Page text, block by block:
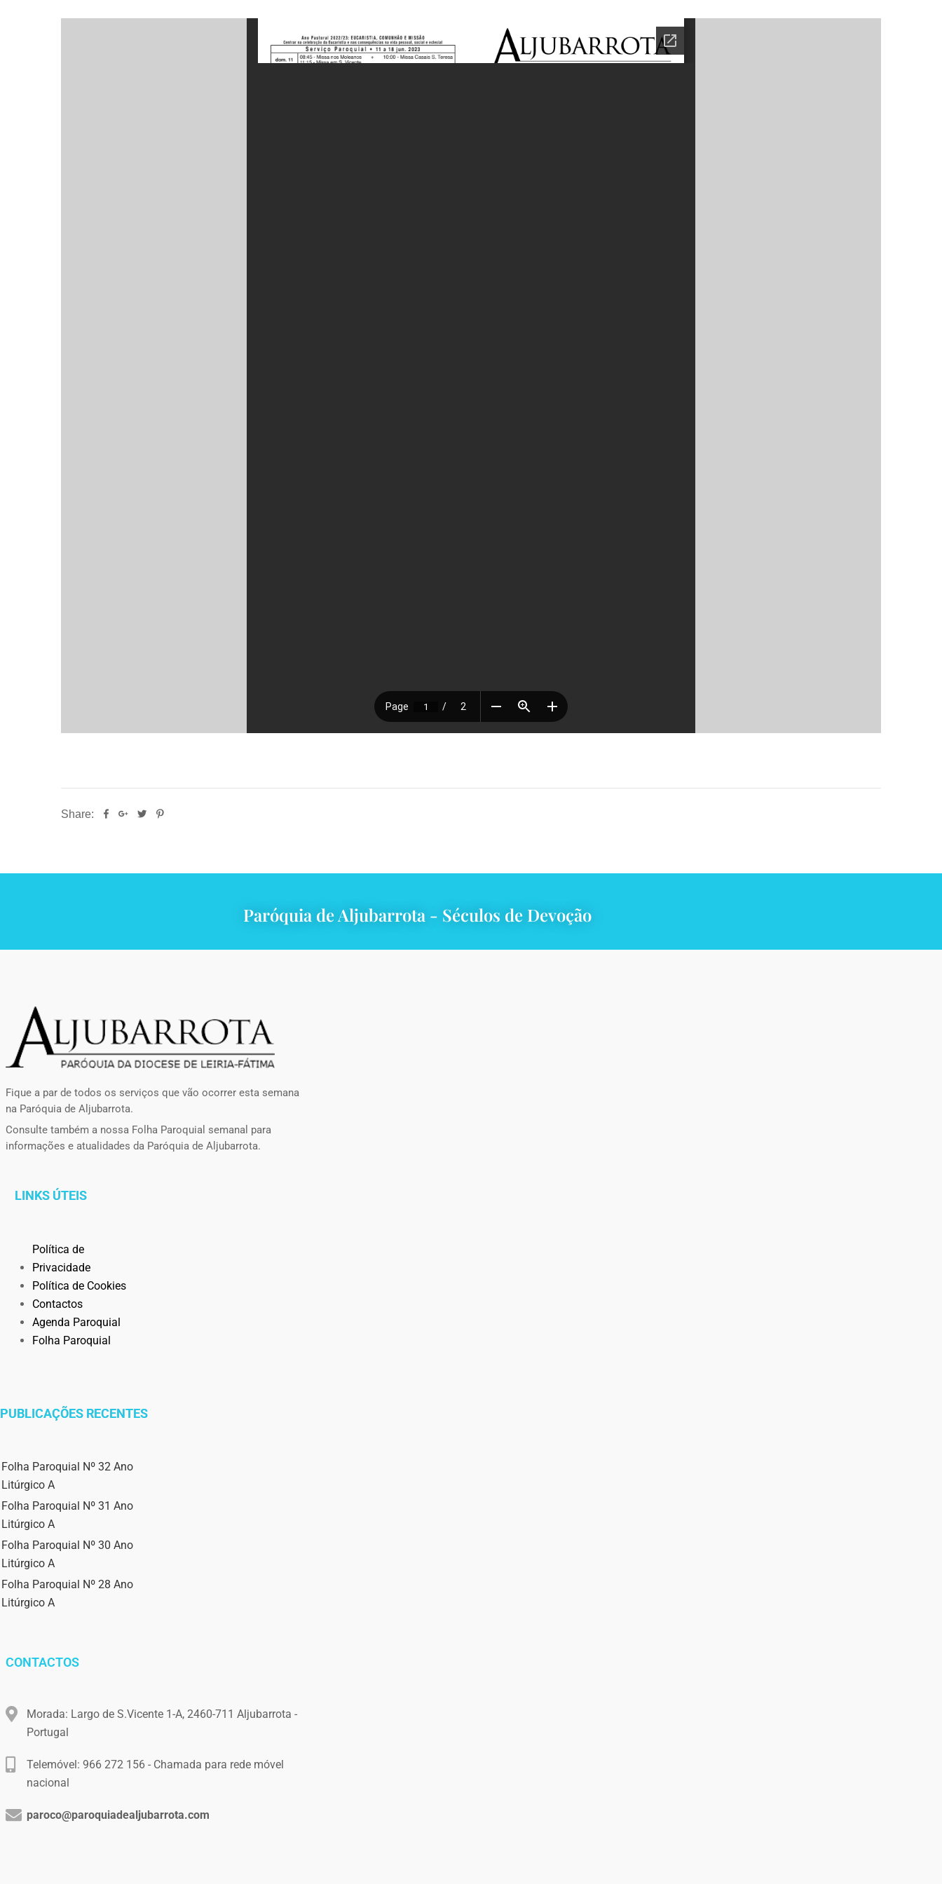
Share:
Paróquia de Aljubarrota - Séculos de Devoção
Fique a par de todos os serviços que vão ocorrer esta semana
na Paróquia de Aljubarrota.
Consulte também a nossa Folha Paroquial semanal para
informações e atualidades da Paróquia de Aljubarrota.
LINKS ÚTEIS
Política de
Privacidade
Política de Cookies
Contactos
Agenda Paroquial
Folha Paroquial
PUBLICAÇÕES RECENTES
Folha Paroquial Nº 32 Ano
Litúrgico A
Folha Paroquial Nº 31 Ano
Litúrgico A
Folha Paroquial Nº 30 Ano
Litúrgico A
Folha Paroquial Nº 28 Ano
Litúrgico A
CONTACTOS
Morada: Largo de S.Vicente 1-A, 2460-711 Aljubarrota -
Portugal
Telemóvel: 966 272 156 - Chamada para rede móvel
nacional
paroco@paroquiadealjubarrota.com